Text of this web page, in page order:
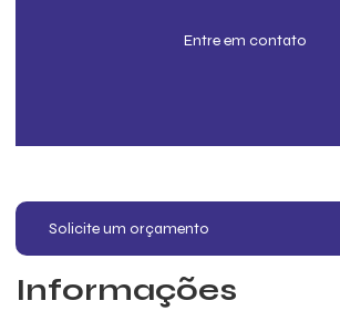
Entre em contato
Solicite um orçamento
Informações